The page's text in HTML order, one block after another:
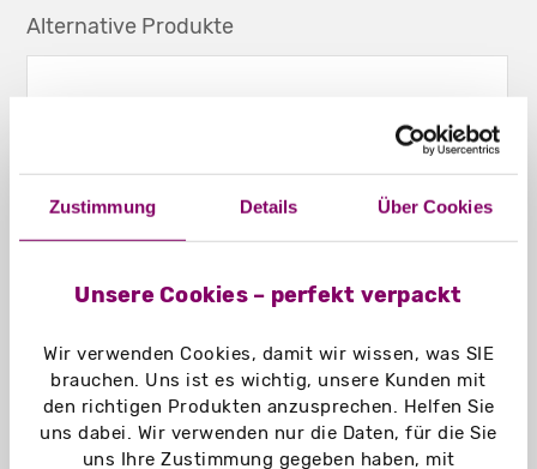
Zustimmung Details Über Cookies
Unsere Cookies – perfekt verpackt
Wir verwenden Cookies, damit wir wissen, was SIE
brauchen. Uns ist es wichtig, unsere Kunden mit
den richtigen Produkten anzusprechen. Helfen Sie
uns dabei. Wir verwenden nur die Daten, für die Sie
uns Ihre Zustimmung gegeben haben, mit
Alternative Produkte